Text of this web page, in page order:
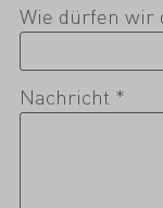
Wie dürfen wir
Nachricht *